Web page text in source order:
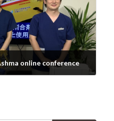
online conference